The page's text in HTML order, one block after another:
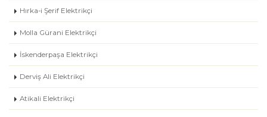
Hırka-i Şerif Elektrikçi
Molla Gürani Elektrikçi
İskenderpaşa Elektrikçi
Derviş Ali Elektrikçi
Atikali Elektrikçi